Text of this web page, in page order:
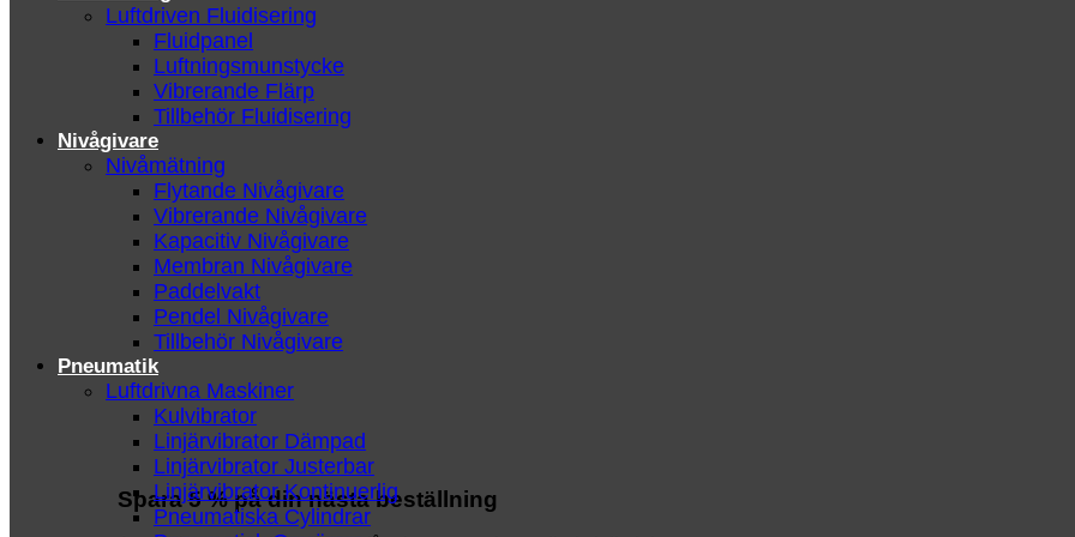
Spara 5 % på din nästa beställning
Luftdriven Fluidisering
Fluidpanel
Luftningsmunstycke
Vibrerande Flärp
Tillbehör Fluidisering
Nivågivare
Nivåmätning
Flytande Nivågivare
Vibrerande Nivågivare
Kapacitiv Nivågivare
Membran Nivågivare
Paddelvakt
Pendel Nivågivare
Tillbehör Nivågivare
Pneumatik
Luftdrivna Maskiner
Kulvibrator
Linjärvibrator Dämpad
Linjärvibrator Justerbar
Linjärvibrator Kontinuerlig
Pneumatiska Cylindrar